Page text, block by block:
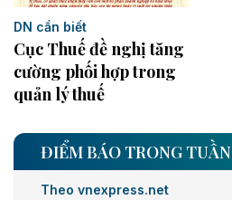
DN cần biết
Cục Thuế đề nghị tăng
cường phối hợp trong
quản lý thuế
ĐIỂM BÁO TRONG TUẦN
Theo vnexpress.net